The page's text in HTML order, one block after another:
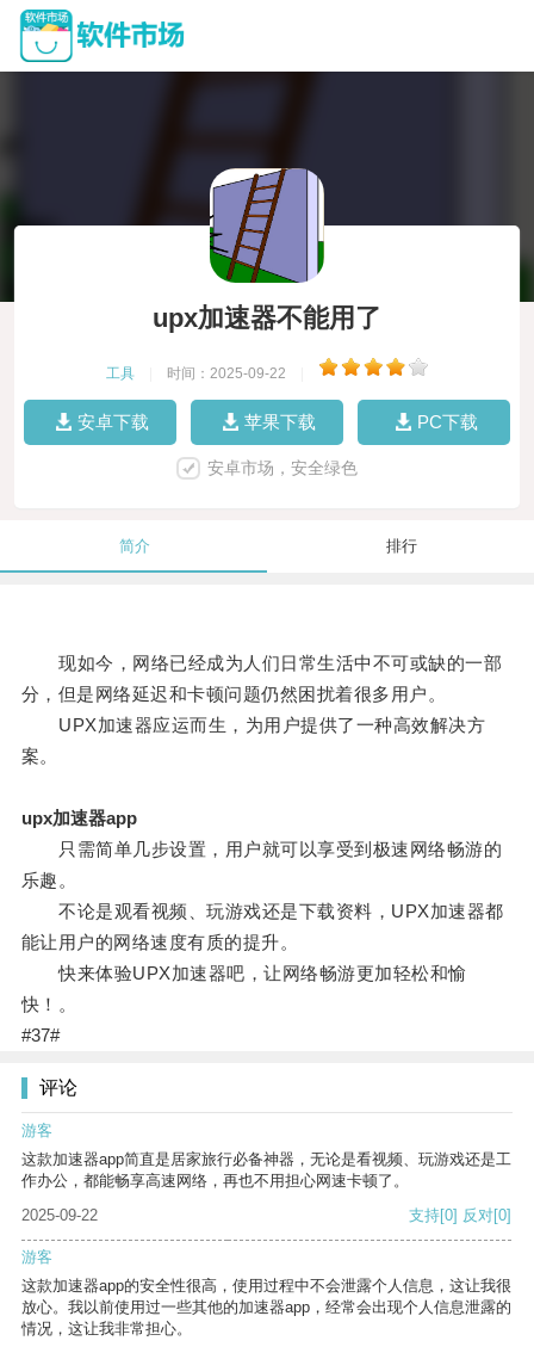
upx加速器不能用了
工具 时间：2025-09-22
安卓下载 苹果下载 PC下载
安卓市场，安全绿色
简介 排行
现如今，网络已经成为人们日常生活中不可或缺的一部
分，但是网络延迟和卡顿问题仍然困扰着很多用户。
UPX加速器应运而生，为用户提供了一种高效解决方
案。
upx加速器app
只需简单几步设置，用户就可以享受到极速网络畅游的
乐趣。
不论是观看视频、玩游戏还是下载资料，UPX加速器都
能让用户的网络速度有质的提升。
快来体验UPX加速器吧，让网络畅游更加轻松和愉
快！。
#37#
评论
游客
这款加速器app简直是居家旅行必备神器，无论是看视频、玩游戏还是工
作办公，都能畅享高速网络，再也不用担心网速卡顿了。
2025-09-22
支持[0] 反对[0]
游客
这款加速器app的安全性很高，使用过程中不会泄露个人信息，这让我很
放心。我以前使用过一些其他的加速器app，经常会出现个人信息泄露的
情况，这让我非常担心。